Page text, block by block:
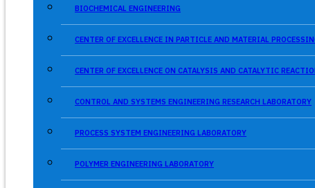
BIOCHEMICAL ENGINEERING
CENTER OF EXCELLENCE IN PARTICLE AND MATERIAL
CENTER OF EXCELLENCE ON CATALYSIS AND CATALYTIC
CONTROL AND SYSTEMS ENGINEERING RESEARCH LABORATORY
PROCESS SYSTEM ENGINEERING LABORATORY
POLYMER ENGINEERING LABORATORY